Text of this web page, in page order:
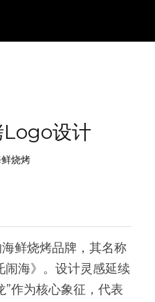
Logo设计
烧烤
鲜烧烤品牌，其名称
闹海》。设计灵感延续
”作为核心象征，代表